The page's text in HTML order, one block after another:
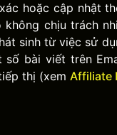
hoặc cập nhật
không chịu trách
sinh từ việc sử
số bài viết trên
thị (xem Affiliate